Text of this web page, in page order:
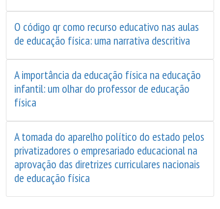
O código qr como recurso educativo nas aulas
de educação física: uma narrativa descritiva
A importância da educação física na educação
infantil: um olhar do professor de educação
física
A tomada do aparelho político do estado pelos
privatizadores o empresariado educacional na
aprovação das diretrizes curriculares nacionais
de educação física